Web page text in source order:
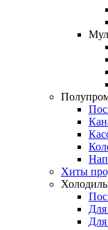
Хиты
Для